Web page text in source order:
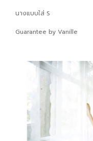
นางแบบใส่ S
Guarantee by Vanille